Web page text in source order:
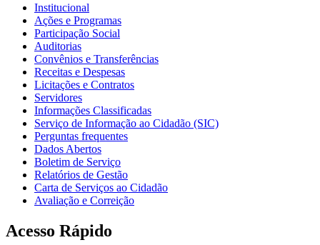
Institucional
Ações e Programas
Participação Social
Auditorias
Convênios e Transferências
Receitas e Despesas
Licitações e Contratos
Servidores
Informações Classificadas
Serviço de Informação ao Cidadão (SIC)
Perguntas frequentes
Dados Abertos
Boletim de Serviço
Relatórios de Gestão
Carta de Serviços ao Cidadão
Avaliação e Correição
Acesso Rápido